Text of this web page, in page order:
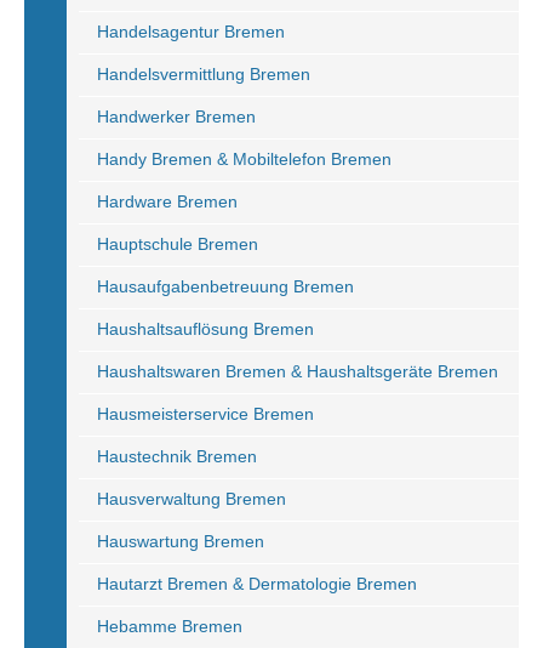
Handelsagentur Bremen
Handelsvermittlung Bremen
Handwerker Bremen
Handy Bremen & Mobiltelefon Bremen
Hardware Bremen
Hauptschule Bremen
Hausaufgabenbetreuung Bremen
Haushaltsauflösung Bremen
Haushaltswaren Bremen & Haushaltsgeräte Bremen
Hausmeisterservice Bremen
Haustechnik Bremen
Hausverwaltung Bremen
Hauswartung Bremen
Hautarzt Bremen & Dermatologie Bremen
Hebamme Bremen